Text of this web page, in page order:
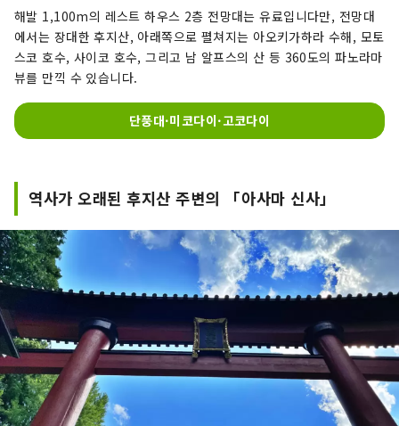
해발 1,100m의 레스트 하우스 2층 전망대는 유료입니다만, 전망대
에서는 장대한 후지산, 아래쪽으로 펼쳐지는 아오키가하라 수해, 모토
스코 호수, 사이코 호수, 그리고 남 알프스의 산 등 360도의 파노라마
뷰를 만끽 수 있습니다.
단풍대·미코다이·고코다이
역사가 오래된 후지산 주변의 「아사마 신사」